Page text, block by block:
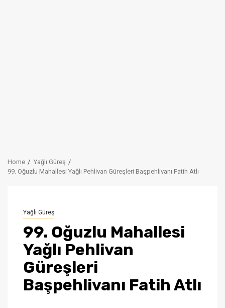
Home
Yağlı Güreş
99. Oğuzlu Mahallesi Yağlı Pehlivan Güreşleri Başpehlivanı Fatih Atlı
Yağlı Güreş
99. Oğuzlu Mahallesi
Yağlı Pehlivan
Güreşleri
Başpehlivanı Fatih Atlı